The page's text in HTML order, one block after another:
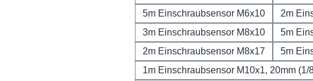
5m Einschraubsensor M6x10
2m
3m Einschraubsensor M8x10
5m
2m Einschraubsensor M8x17
5m
1m Einschraubsensor M10x1, 20mm (1/